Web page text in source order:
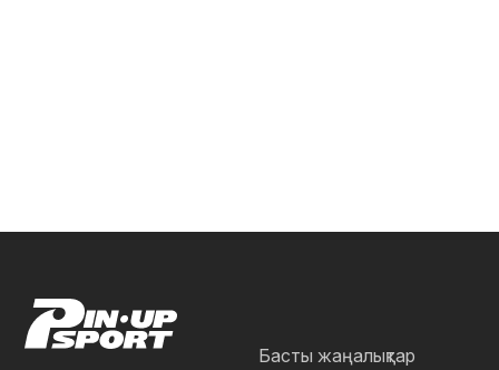
Басты жаңалықтар